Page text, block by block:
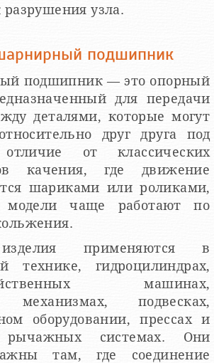
узла.
подшипник
подшипник — это опорный
для передачи
деталями, которые могут
друг друга под
от классических
качения, где движение
шариками или роликами,
модели чаще работают по
применяются в
технике, гидроцилиндрах,
машинах,
механизмах, подвесках,
оборудовании, прессах и
рычажных системах. Они
там, где соединение